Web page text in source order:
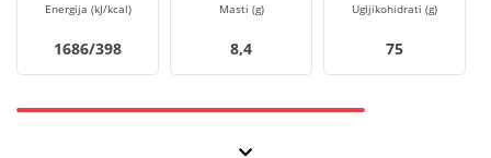
Energija (kJ/kcal)
1686/398
Masti (g)
8,4
Ugljikohidrati (g)
75